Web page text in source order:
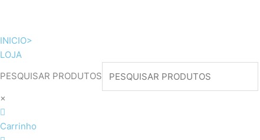
INICIO>
LOJA
PESQUISAR PRODUTOS
×
Carrinho